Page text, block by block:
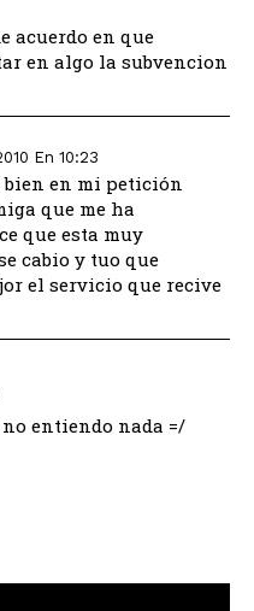
acuerdo en que
en algo la subvencion
En 10:23
bien en mi petición
que me ha
que esta muy
cabio y tuo que
el servicio que recive
no entiendo nada =/